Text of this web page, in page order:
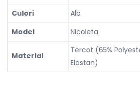
Culori
Alb
Model
Nicoleta
Material
Tercot (65%
Elastan)